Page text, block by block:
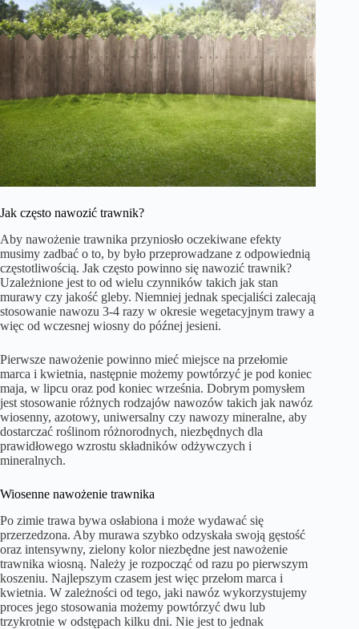
Jak często nawozić trawnik?
Aby nawożenie trawnika przyniosło oczekiwane efekty
musimy zadbać o to, by było przeprowadzane z odpowiednią
częstotliwością. Jak często powinno się nawozić trawnik?
Uzależnione jest to od wielu czynników takich jak stan
murawy czy jakość gleby. Niemniej jednak specjaliści zalecają
stosowanie nawozu 3-4 razy w okresie wegetacyjnym trawy a
więc od wczesnej wiosny do późnej jesieni.
Pierwsze nawożenie powinno mieć miejsce na przełomie
marca i kwietnia, następnie możemy powtórzyć je pod koniec
maja, w lipcu oraz pod koniec września. Dobrym pomysłem
jest stosowanie różnych rodzajów nawozów takich jak nawóz
wiosenny, azotowy, uniwersalny czy nawozy mineralne, aby
dostarczać roślinom różnorodnych, niezbędnych dla
prawidłowego wzrostu składników odżywczych i
mineralnych.
Wiosenne nawożenie trawnika
Po zimie trawa bywa osłabiona i może wydawać się
przerzedzona. Aby murawa szybko odzyskała swoją gęstość
oraz intensywny, zielony kolor niezbędne jest nawożenie
trawnika wiosną. Należy je rozpocząć od razu po pierwszym
koszeniu. Najlepszym czasem jest więc przełom marca i
kwietnia. W zależności od tego, jaki nawóz wykorzystujemy
proces jego stosowania możemy powtórzyć dwu lub
trzykrotnie w odstępach kilku dni. Nie jest to jednak